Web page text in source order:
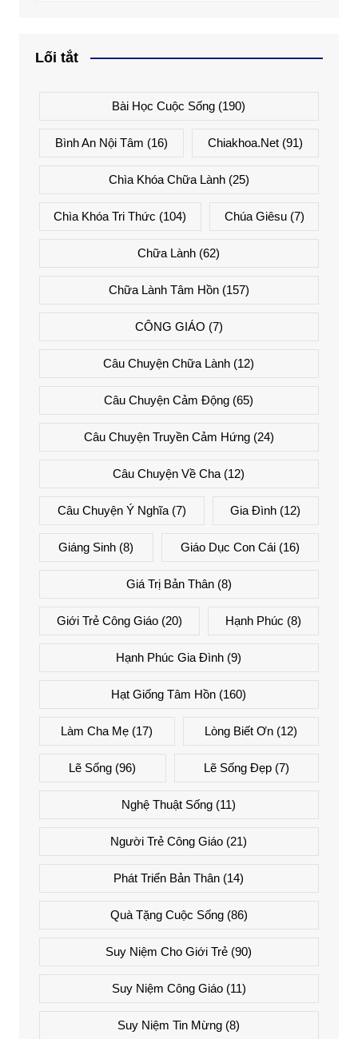
Lối tắt
Bài Học Cuộc Sống (190)
Bình An Nội Tâm (16) Chiakhoa.net (91)
Chìa Khóa Chữa Lành(25)
Chìa Khóa Tri Thức (104) Chúa Giêsu(7)
Chữa Lành (62)
Chữa Lành Tâm Hồn(157)
CÔNG GIÁO (7)
Câu Chuyện Chữa Lành (12)
Câu Chuyện Cảm Động (65)
Câu Chuyện Truyền Cảm Hứng(24)
Câu Chuyện Về Cha (12)
Câu Chuyện Ý Nghĩa(7) Gia Đình (12)
Giáng Sinh (8) Giáo Dục Con Cái(16)
Giá Trị Bản Thân(8)
Giới Trẻ Công Giáo(20) Hạnh Phúc (8)
Hạnh Phúc Gia Đình (9)
Hạt Giống Tâm Hồn (160)
Làm Cha Mẹ (17) Lòng Biết Ơn(12)
Lẽ Sống (96) Lẽ Sống Đẹp(7)
Nghệ Thuật Sống (11)
Người Trẻ Công Giáo (21)
Phát Triển Bản Thân (14)
Quà Tặng Cuộc Sống(86)
Suy Niệm Cho Giới Trẻ (90)
Suy Niệm Công Giáo(11)
Suy Niệm Tin Mừng (8)